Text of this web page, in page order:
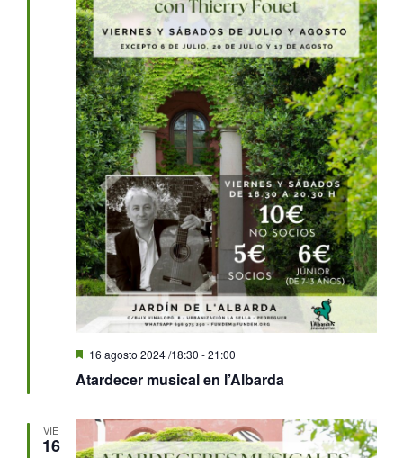
Atardecer musical en l’Albarda
Destacado
16 agosto 2024 /18:30 -21:00
VIE
16